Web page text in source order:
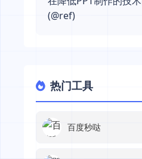
(@ref)
热门工具
百度秒哒